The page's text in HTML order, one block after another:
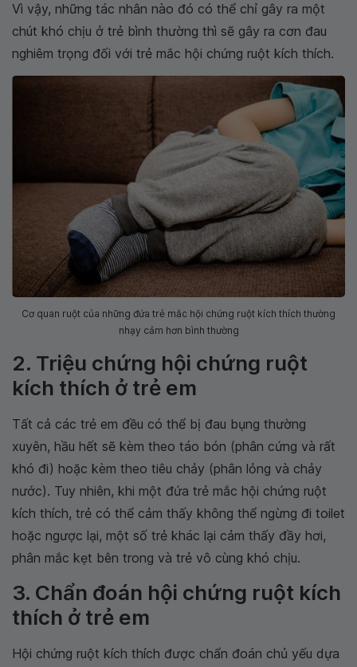
Vì vậy, những tác nhân nào đó có thể chỉ gây ra một
chút khó chịu ở trẻ bình thường thì sẽ gây ra cơn đau
nghiêm trọng đối với trẻ mắc hội chứng ruột kích thích.
Cơ quan ruột của những đứa trẻ mắc hội chứng ruột kích thích thường
nhạy cảm hơn bình thường
2. Triệu chứng hội chứng ruột
kích thích ở trẻ em
Tất cả các trẻ em đều có thể bị đau bụng thường
xuyên, hầu hết sẽ kèm theo táo bón (phân cứng và rất
khó đi) hoặc kèm theo tiêu chảy (phân lỏng và chảy
nước). Tuy nhiên, khi một đứa trẻ mắc hội chứng ruột
kích thích, trẻ có thể cảm thấy không thể ngừng đi toilet
hoặc ngược lại, một số trẻ khác lại cảm thấy đầy hơi,
phân mắc kẹt bên trong và trẻ vô cùng khó chịu.
3. Chẩn đoán hội chứng ruột kích
thích ở trẻ em
Hội chứng ruột kích thích được chẩn đoán chủ yếu dựa